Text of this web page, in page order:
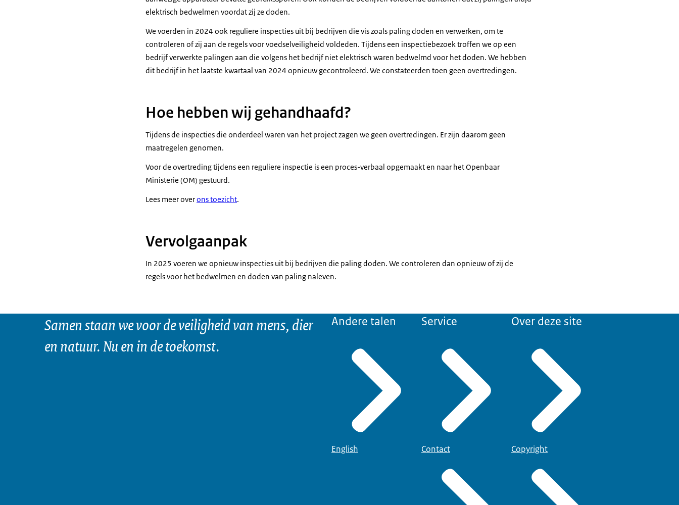
elektrisch bedwelmen voordat zij ze doden.
We voerden in 2024 ook reguliere inspecties uit bij bedrijven die vis zoals paling doden en verwerken, om te
controleren of zij aan de regels voor voedselveiligheid voldeden. Tijdens een inspectiebezoek troffen we op een
bedrijf verwerkte palingen aan die volgens het bedrijf niet elektrisch waren bedwelmd voor het doden. We hebben
dit bedrijf in het laatste kwartaal van 2024 opnieuw gecontroleerd. We constateerden toen geen overtredingen.
Hoe hebben wij gehandhaafd?
Tijdens de inspecties die onderdeel waren van het project zagen we geen overtredingen. Er zijn daarom geen
maatregelen genomen.
Voor de overtreding tijdens een reguliere inspectie is een proces-verbaal opgemaakt en naar het Openbaar
Ministerie (OM) gestuurd.
Lees meer overons toezicht.
Vervolgaanpak
In 2025 voeren we opnieuw inspecties uit bij bedrijven die paling doden. We controleren dan opnieuw of zij de
regels voor het bedwelmen en doden van paling naleven.
Samen staan we voor de veiligheid van mens, dier
en natuur. Nu en in de toekomst.
Andere talen
English
Service
Contact
Over deze site
Copyright